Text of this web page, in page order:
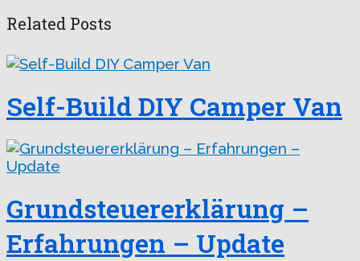
Related Posts
Self-Build DIY Camper Van
Grundsteuererklärung –
Erfahrungen – Update